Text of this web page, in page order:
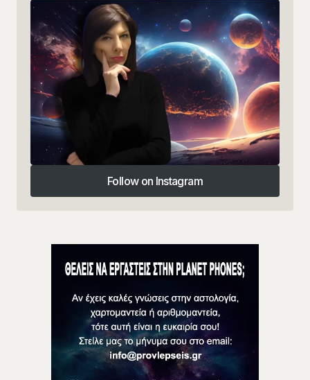
Follow on Instagram
Follow on Instagram